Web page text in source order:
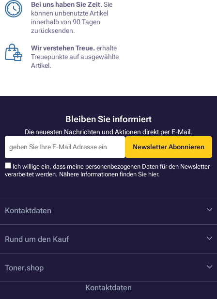
Bei uns haben Sie Zeit.Sie
können unbenutzte Artikel
innerhalb von 90 Tagen
zurücksenden.
Wir verstehen Treue.erhalte
Treuepunkte auf ausgewählte
Artikel.
Bleiben Sie informiert
Die neuesten Nachrichten und Aktionen direkt per E-Mail.
Newsletter Abonnieren
Ich willige ein, dass meine personenbezogenen Daten für den Newsletter
verarbeitet werden. Nähere Informationen finden Sie hier.
Kontaktdaten
Rund um den Kauf
Toner.shop
Kontaktdaten